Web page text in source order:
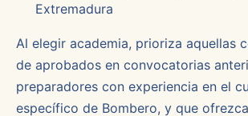
Extremadura
Al elegir academia, prioriza aquellas
de aprobados en convocatorias
preparadores con experiencia en el
específico de Bombero, y que